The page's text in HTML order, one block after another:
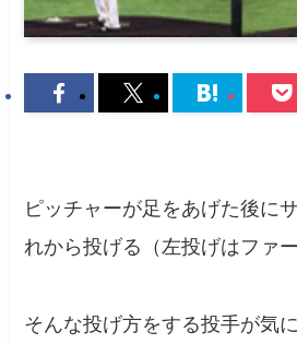
ピッチャーが足をあげた後に
れから投げる（左投げはファ
そんな投げ方をする投手が気